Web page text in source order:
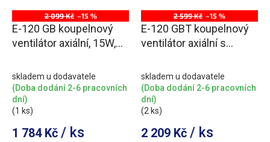
2 099 Kč –15 %
E-120 GB koupelnový
ventilátor axiální, 15W,
skladem u dodavatele
(Doba dodání 2-6 pracovních
dní)
(1 ks)
1 784 Kč / ks
2 599 Kč –15 %
E-120 GBT koupelnový
ventilátor axiální s
potrubí 120mm, černá
skladem u dodavatele
(Doba dodání 2-6 pracovních
dní)
(2 ks)
2 209 Kč / ks